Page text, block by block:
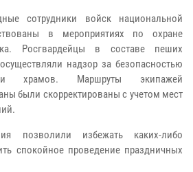
сотрудники войск национальной
в мероприятиях по охране
Росгвардейцы в составе пеших
надзор за безопасностью
храмов. Маршруты экипажей
были скорректированы с учетом мест
позволили избежать каких-либо
спокойное проведение праздничных